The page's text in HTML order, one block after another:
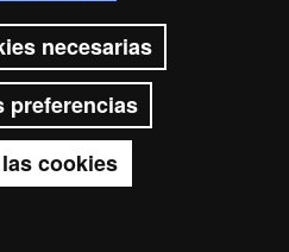
necesarias
preferencias
cookies
Tienes dudas?